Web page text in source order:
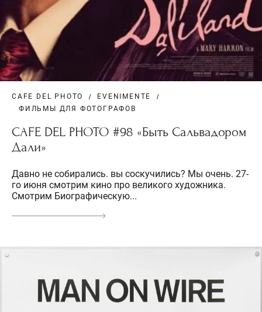
CAFE DEL PHOTO
EVENIMENTE
ФИЛЬМЫ ДЛЯ ФОТОГРАФОВ
CAFE DEL PHOTO #98 «Быть Сальвадором
Дали»
Давно не собирались. вы соскучились? Мы очень. 27-
го июня смотрим кино про великого художника.
Смотрим Биографическую...